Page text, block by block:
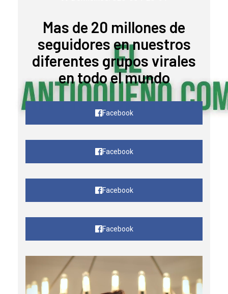
Mas de 20 millones de
seguidores en nuestros
diferentes grupos virales
en todo el mundo
Facebook
Facebook
Facebook
Facebook